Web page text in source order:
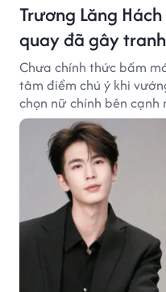
Trương Lăng
quay đã gây
Chưa chính thức bấm
tâm điểm chú ý khi
chọn nữ chính bên cạnh